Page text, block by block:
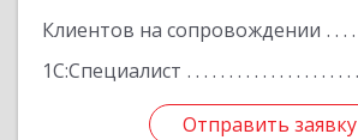
Клиентов на сопровождении
1С:Специалист
Отправить заявку
Отправить заявку